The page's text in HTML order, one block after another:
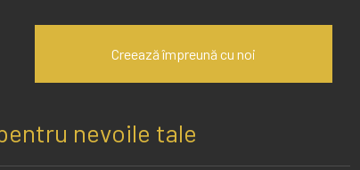
Creează împreună cu noi
nevoile tale